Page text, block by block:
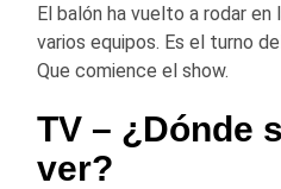
El balón ha vuelto a rodar en
varios equipos. Es el turno
Que comience el show.
TV – ¿Dónde
ver?